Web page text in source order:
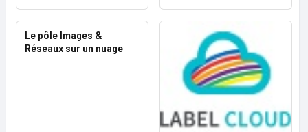
Le pôle Images &
Réseaux sur un nuage